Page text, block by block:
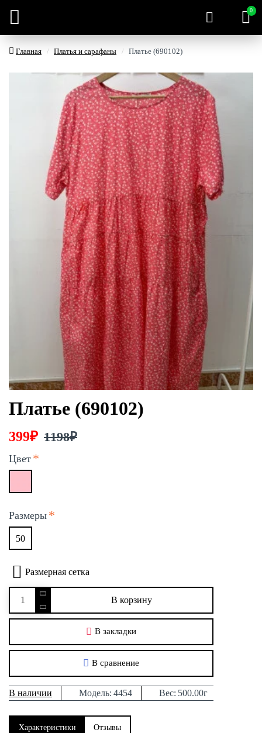
0
Главная Платья и сарафаны Платье (690102)
Платье (690102)
В наличии Модель: 4454 Вес: 500.00г
399₽ 1198₽
Цвет
Размеры
50
В корзину
В закладки
В сравнение
Размерная сетка
Характеристики Отзывы